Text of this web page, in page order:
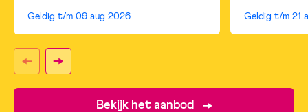
Geldig t/m 09 aug 2026 Geldig t/m 21
Bekijk het aanbod